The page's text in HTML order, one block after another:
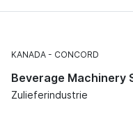
KANADA CONCORD
Beverage Machinery
Zulieferindustrie